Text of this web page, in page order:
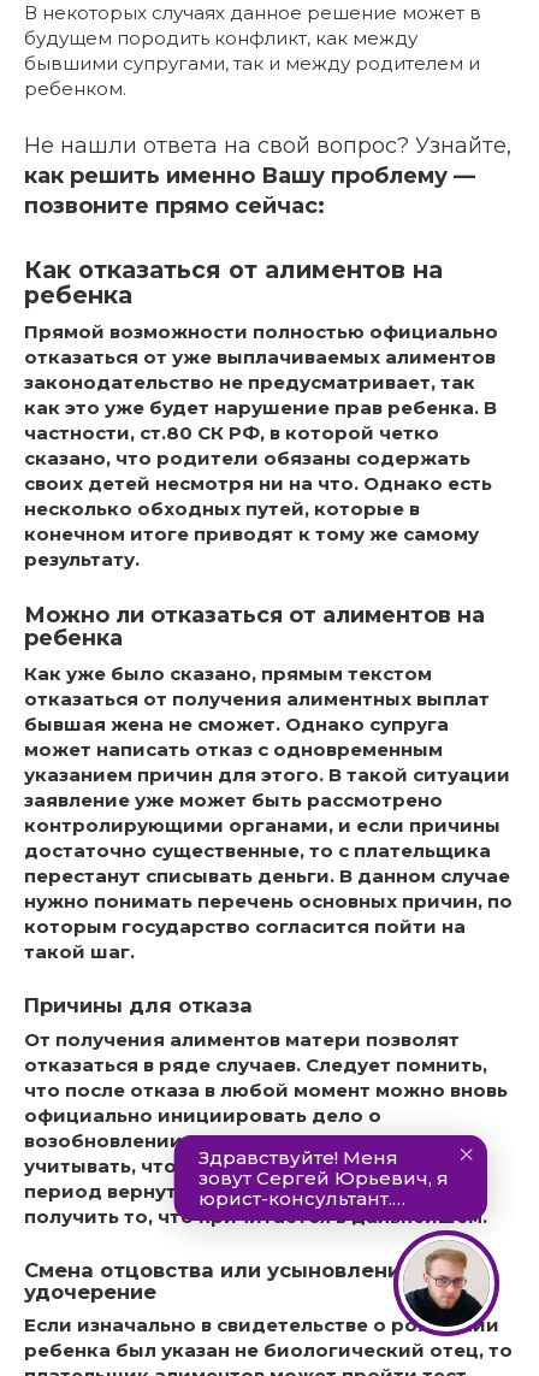
В некоторых случаях данное решение может в
будущем породить конфликт, как между
бывшими супругами, так и между родителем и
ребенком.
Не нашли ответа на свой вопрос? Узнайте,
как решить именно Вашу проблему —
позвоните прямо сейчас:
Как отказаться от алиментов на
ребенка
Прямой возможности полностью официально
отказаться от уже выплачиваемых алиментов
законодательство не предусматривает, так
как это уже будет нарушение прав ребенка. В
частности, ст.80 СК РФ, в которой четко
сказано, что родители обязаны содержать
своих детей несмотря ни на что. Однако есть
несколько обходных путей, которые в
конечном итоге приводят к тому же самому
результату.
Можно ли отказаться от алиментов на
ребенка
Как уже было сказано, прямым текстом
отказаться от получения алиментных выплат
бывшая жена не сможет. Однако супруга
может написать отказ с одновременным
указанием причин для этого. В такой ситуации
заявление уже может быть рассмотрено
контролирующими органами, и если причины
достаточно существенные, то с плательщика
перестанут списывать деньги. В данном случае
нужно понимать перечень основных причин, по
которым государство согласится пойти на
такой шаг.
Причины для отказа
От получения алиментов матери позволят
отказаться в ряде случаев. Следует помнить,
что после отказа в любой момент можно вновь
официально инициировать дело о
возобновлении выплат. Однако нужно
учитывать, что платежи за предыдущий
период вернуть не получиться: только
получить то, что причитается в дальнейшем.
Смена отцовства или усыновление/
удочерение
Если изначально в свидетельстве о рождении
ребенка был указан не биологический отец, то